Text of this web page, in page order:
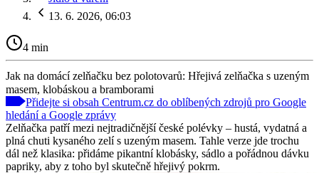
13. 6. 2026, 06:03
4 min
Jak na domácí zelňačku bez polotovarů: Hřejivá zelňačka s uzeným
masem, klobáskou a bramborami
Přidejte si obsah Centrum.cz do oblíbených zdrojů pro Google
hledání a Google zprávy
Zelňačka patří mezi nejtradičnější české polévky – hustá, vydatná a
plná chuti kysaného zelí s uzeným masem. Tahle verze jde trochu
dál než klasika: přidáme pikantní klobásky, sádlo a pořádnou dávku
papriky, aby z toho byl skutečně hřejivý pokrm.